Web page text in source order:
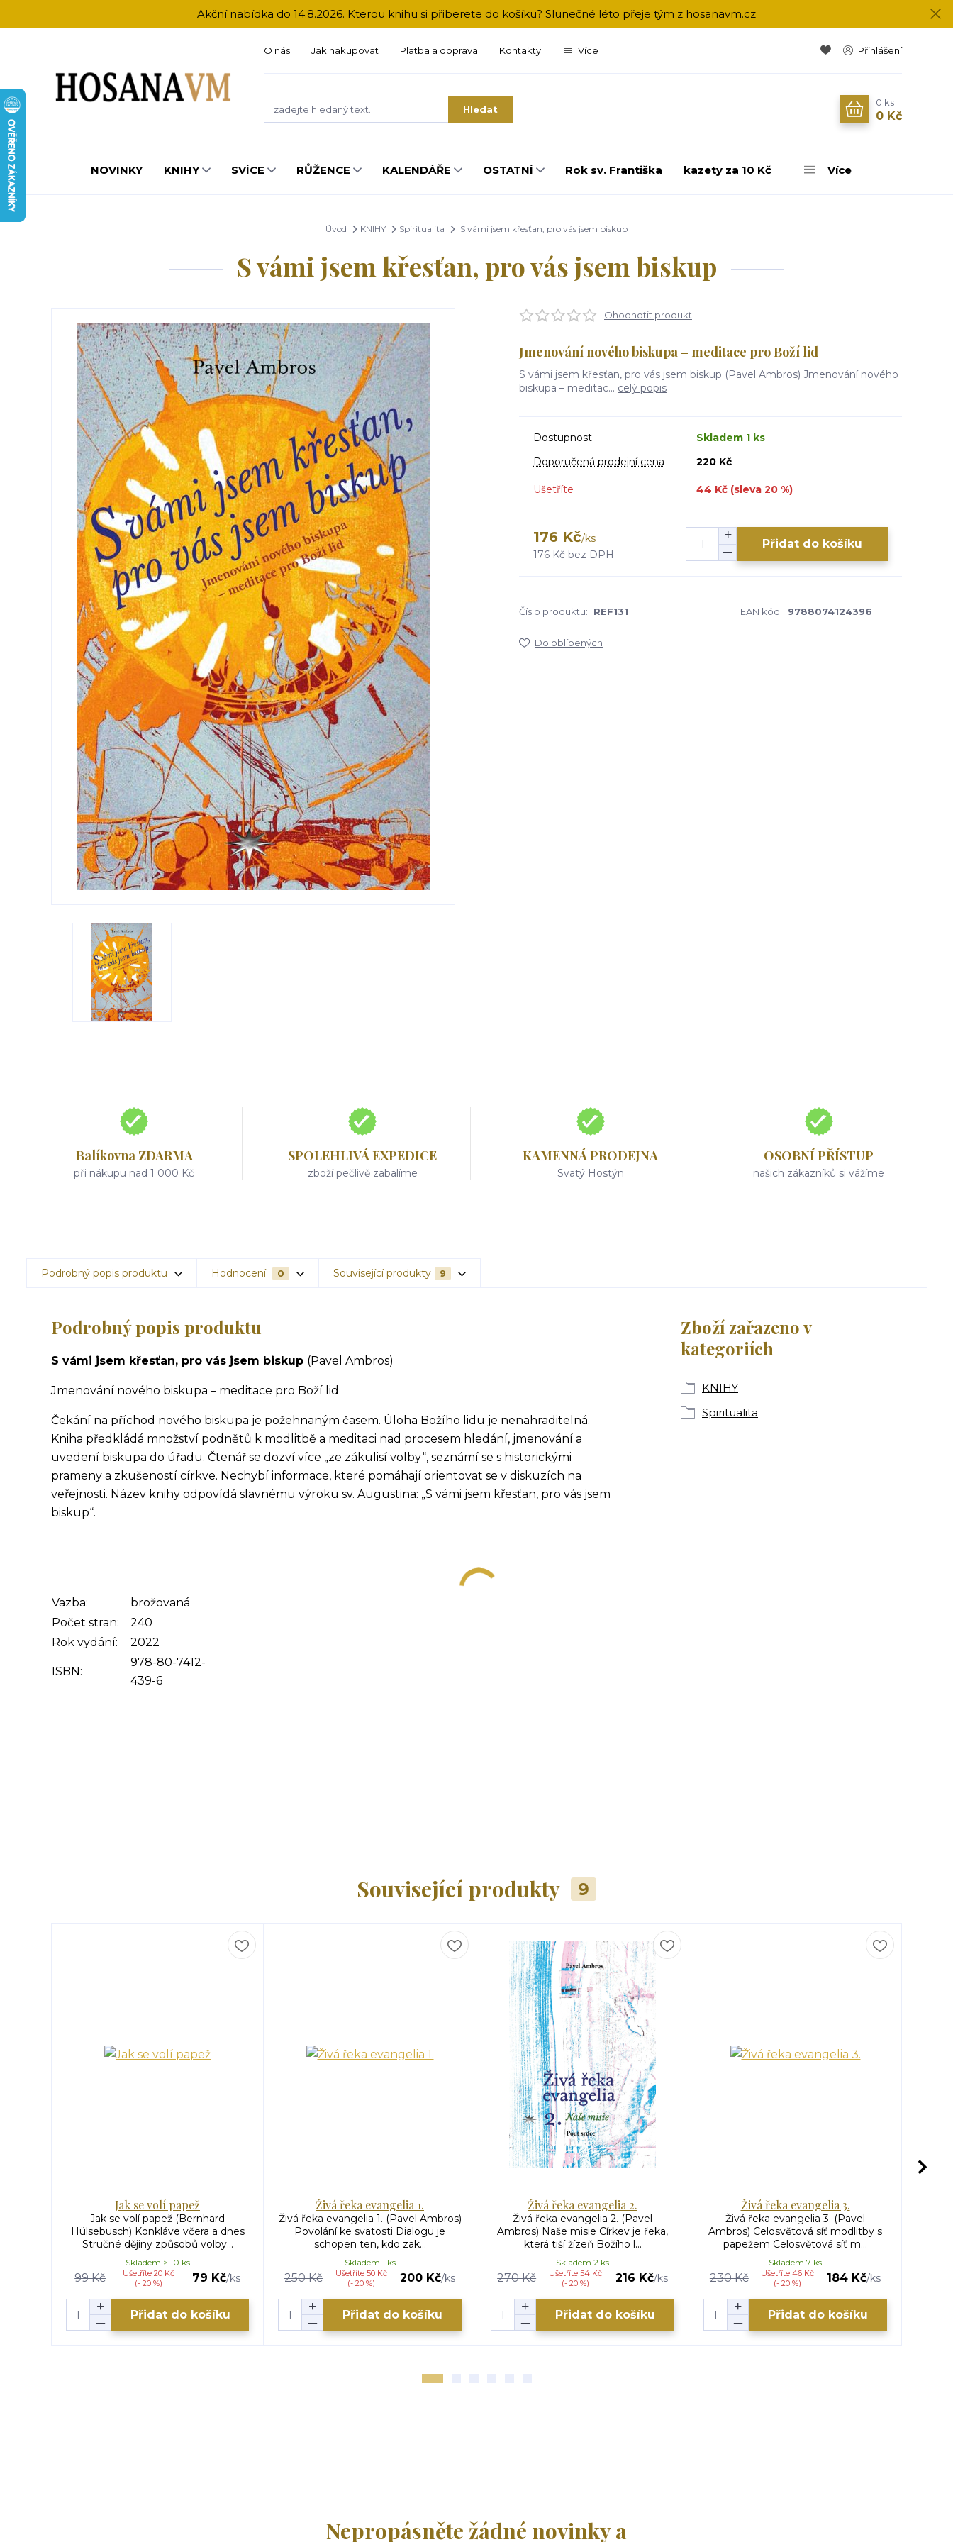
Akční nabídka do 14.8.2026. Kterou knihu si přiberete do košíku? Slunečné léto přeje tým z hosanavm.cz
O nás Jak nakupovat Platba a doprava Kontakty Více Přihlášení
Hledat
0 ks
0 Kč
NOVINKY KNIHY SVÍCE RŮŽENCE KALENDÁŘE OSTATNÍ Rok sv. Františka kazety za 10 Kč Více
Úvod KNIHY Spiritualita S vámi jsem křesťan, pro vás jsem biskup
S vámi jsem křesťan, pro vás jsem biskup
Ohodnotit produkt
Jmenování nového biskupa – meditace pro Boží lid
S vámi jsem křesťan, pro vás jsem biskup (Pavel Ambros) Jmenování nového
biskupa – meditac... celý popis
Dostupnost
Skladem 1 ks
Doporučená prodejní cena
220 Kč
Ušetříte 44 Kč (sleva 20 %)
176 Kč/ks
176 Kč bez DPH
Přidat do košíku
Číslo produktu: REF131 EAN kód: 9788074124396
Do oblíbených
Balíkovna ZDARMA
při nákupu nad 1 000 Kč
SPOLEHLIVÁ EXPEDICE
zboží pečlivě zabalíme
KAMENNÁ PRODEJNA
Svatý Hostýn
OSOBNÍ PŘÍSTUP
našich zákazníků si vážíme
Podrobný popis produktu Hodnocení 0 Související produkty 9
Podrobný popis produktu
S vámi jsem křesťan, pro vás jsem biskup (Pavel Ambros)
Jmenování nového biskupa – meditace pro Boží lid
Čekání na příchod nového biskupa je požeh­naným časem. Úloha Božího lidu je nenahraditelná.
Kniha předkládá množství podnětů k modlitbě a meditaci nad procesem hledání, jmenování a
uvedení biskupa do úřadu. Čtenář se dozví více „ze zákulisí volby“, seznámí se s historickými
prameny a zkušeností církve. Nechybí informace, které pomáhají orientovat se v diskuzích na
veřejnosti. Název knihy odpovídá slavnému výroku sv. Augustina: „S vámi jsem křesťan, pro vás jsem
biskup“.
Vazba:
brožovaná
Počet stran:
240
Rok vydání:
2022
ISBN:
978-80-7412-
439-6
Zboží zařazeno v
kategoriích
KNIHY
Spiritualita
Související produkty 9
Jak se volí papež
Jak se volí papež (Bernhard
Hülsebusch) Konkláve včera a dnes
Stručné dějiny způsobů volby...
99 Kč
Ušetříte 20 Kč
(- 20 %)
79 Kč/ks
Skladem > 10 ks
Přidat do košíku
Živá řeka evangelia 1.
Živá řeka evangelia 1. (Pavel Ambros)
Povolání ke svatosti Dialogu je
schopen ten, kdo zak...
250 Kč
Ušetříte 50 Kč
(- 20 %)
200 Kč/ks
Skladem 1 ks
Přidat do košíku
Živá řeka evangelia 2.
Živá řeka evangelia 2. (Pavel
Ambros) Naše misie Církev je řeka,
která tiší žízeň Božího l...
270 Kč
Ušetříte 54 Kč
(- 20 %)
216 Kč/ks
Skladem 2 ks
Přidat do košíku
Živá řeka evangelia 3.
Živá řeka evangelia 3. (Pavel
Ambros) Celosvětová síť modlitby s
papežem Celosvětová síť m...
230 Kč
Ušetříte 46 Kč
(- 20 %)
184 Kč/ks
Skladem 7 ks
Přidat do košíku
Nepropásněte žádné novinky a